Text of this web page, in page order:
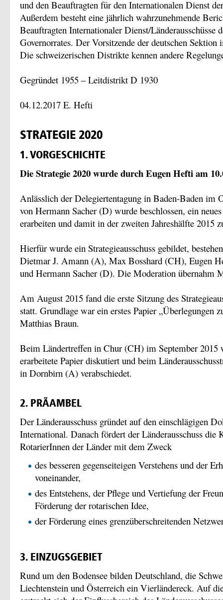
und den Beauftragten für den Internationalen Dienst
Außerdem besteht eine jährlich wahrzunehmende
Beauftragten Internationaler Dienst/Länderausschüsse
Governorrates. Der Vorsitzende der deutschen Sektion
Die schweizerischen Distrikte kennen andere
Gegründet 1955 – Leitdistrikt D 1930
04.12.2017 E. Hefti
STRATEGIE 2020
1. VORGESCHICHTE
Die Strategie 2020 wurde durch Eugen Hefti am
Anlässlich der Delegiertentagung in Baden-Baden im
von Hermann Sacher (D) wurde beschlossen, ein
erarbeiten und damit in der zweiten Jahreshälfte 2015
Hierfür wurde ein Strategieausschuss gebildet,
Dietmar J. Amann (A), Max Bosshard (CH), Eugen
und Hermann Sacher (D). Die Moderation übernahm
Am August 2015 fand die erste Sitzung des
statt. Grundlage war ein erstes Papier „Überlegungen
Matthias Braun.
Beim Ländertreffen in Chur (CH) im September 2015
erarbeitete Papier diskutiert und beim
in Dornbirn (A) verabschiedet.
2. PRÄAMBEL
Der Länderausschuss gründet auf den einschlägigen
International. Danach fördert der Länderausschuss die
RotarierInnen der Länder mit dem Zweck
des besseren gegenseiteigen Verstehens und der
voneinander,
des Entstehens, der Pflege und Vertiefung der
Förderung der rotarischen Idee,
der Förderung eines grenzüberschreitenden
3. EINZUGSGEBIET
Rund um den Bodensee bilden Deutschland, die
Liechtenstein und Österreich ein Vierländereck. Auf